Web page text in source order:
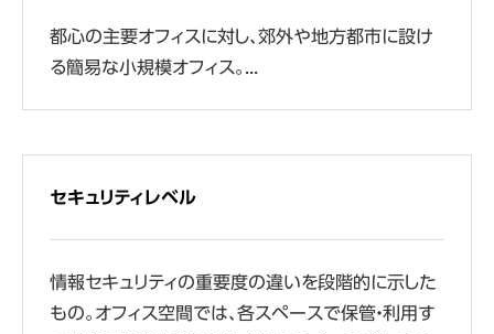
都心の主要オフィスに対し、郊外や地方都市に設け
る簡易な小規模オフィス。...
セキュリティレベル
情報セキュリティの重要度の違いを段階的に示した
もの。オフィス空間では、各スペースで保管・利用す